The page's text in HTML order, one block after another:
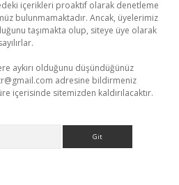
içerikleri proaktif olarak denetleme
bulunmamaktadır. Ancak, üyelerimiz
taşımakta olup, siteye üye olarak
aykırı olduğunu düşündüğünüz
adresine bildirmeniz
içerisinde sitemizden kaldırılacaktır.